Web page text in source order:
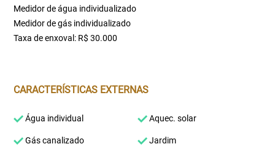
Medidor de água individualizado
Medidor de gás individualizado
Taxa de enxoval: R$ 30.000
CARACTERÍSTICAS EXTERNAS
Água individual Aquec. solar
Gás canalizado Jardim